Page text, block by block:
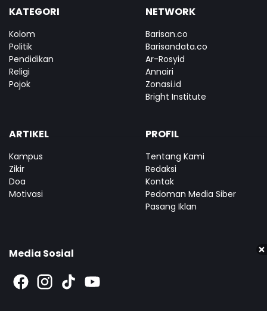
KATEGORI
Kolom
Politik
Pendidikan
Religi
Pojok
NETWORK
Barisan.co
Barisandata.co
Ar-Rosyid
Annairi
Zonasi.id
Bright Institute
ARTIKEL
Kampus
Zikir
Doa
Motivasi
PROFIL
Tentang Kami
Redaksi
Kontak
Pedoman Media Siber
Pasang Iklan
Media Sosial